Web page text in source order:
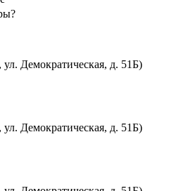
Демократическая, д. 51Б)
Демократическая, д. 51Б)